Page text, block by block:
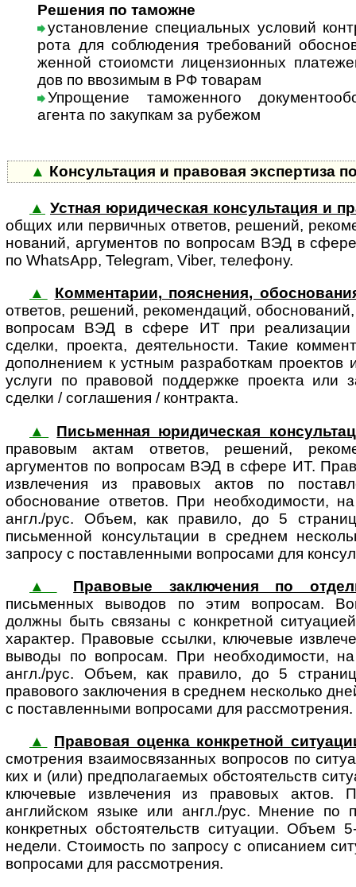
Решения по таможне
установление специальных условий
ро­та для соблюдения требований
жен­ной сто­и­омс­ти лицензионных
дов по ввозимым в РФ товарам
Упрощение таможенного
аген­та по закупкам за рубежом
▲ Консультация и правовая экспертиза
▲ Устная юридическая консультация и
об­щих или первич­ных отве­тов, реше­ний,
но­ва­ний, аргу­ментов по воп­росам ВЭД в
по WhatsApp, Telegram, Viber, телефону.
▲
Комментарии, пояснения,
ответов, решений, реко­мен­даций,
во­п­ро­сам ВЭД в сфере ИТ при реализации
сделки, проекта, деятельности. Такие
дополнением к устным разработкам проектов
услуги по правовой поддержке проекта или
сделки / соглашения / контракта.
▲
Письменная юридическая
пра­во­вым актам отве­тов, реше­ний,
аргументов по вопросам ВЭД в сфере ИТ.
извлечения из правовых актов по
обоснование ответов. При необходимости,
англ./рус. Объем, как правило, до 5
письменной консультации в среднем
запросу с поставленными вопросами для
▲
Правовые заключения по
письменных выводов по этим вопросам.
должны быть связаны с конк­ретной
характер. Правовые ссылки, ключевые
выводы по вопросам. При необходимости,
англ./рус. Объем, как правило, до 5
правового заключения в среднем несколько
с поставленными вопросами для рассмотрения.
▲
Правовая оценка конкретной
смот­ре­ния взаимосвязанных вопросов по
ких и (или) пред­по­ла­га­е­мых обстоятельств
клю­че­вые извле­че­ния из правовых актов.
английском языке или англ./рус. Мнение по
конкретных обстоятельств ситуации. Объем
недели. Стоимость по запросу с описанием
вопросами для рассмотрения.